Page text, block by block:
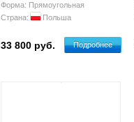
Форма: Прямоугольная
Страна:
Польша
33 800 руб. Подробнее